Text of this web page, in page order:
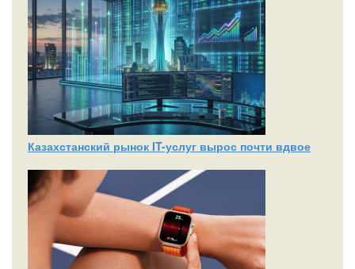
Казахстанский рынок IT-услуг вырос почти вдвое